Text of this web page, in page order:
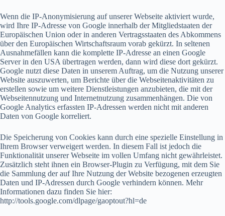
Wenn die IP-Anonymisierung auf unserer Webseite aktiviert wurde,
wird Ihre IP-Adresse von Google innerhalb der Mitgliedstaaten der
Europäischen Union oder in anderen Vertragsstaaten des Abkommens
über den Europäischen Wirtschaftsraum vorab gekürzt. In seltenen
Ausnahmefällen kann die komplette IP-Adresse an einen Google
Server in den USA übertragen werden, dann wird diese dort gekürzt.
Google nutzt diese Daten in unserem Auftrag, um die Nutzung unserer
Website auszuwerten, um Berichte über die Webseitenaktivitäten zu
erstellen sowie um weitere Dienstleistungen anzubieten, die mit der
Webseitennutzung und Internetnutzung zusammenhängen. Die von
Google Analytics erfassten IP-Adressen werden nicht mit anderen
Daten von Google korreliert.
Die Speicherung von Cookies kann durch eine spezielle Einstellung in
Ihrem Browser verweigert werden. In diesem Fall ist jedoch die
Funktionalität unserer Webseite im vollen Umfang nicht gewährleistet.
Zusätzlich steht ihnen ein Browser-Plugin zu Verfügung, mit dem Sie
die Sammlung der auf Ihre Nutzung der Website bezogenen erzeugten
Daten und IP-Adressen durch Google verhindern können. Mehr
Informationen dazu finden Sie hier:
http://tools.google.com/dlpage/gaoptout?hl=de